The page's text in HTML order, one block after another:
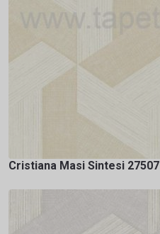
Cristiana Masi Sintesi 27507